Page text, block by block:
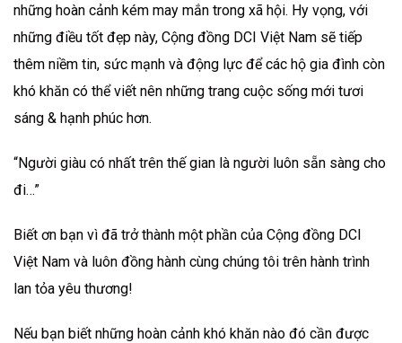
những hoàn cảnh kém may mắn trong xã hội. Hy vọng, với
những điều tốt đẹp này, Cộng đồng DCI Việt Nam sẽ tiếp
thêm niềm tin, sức mạnh và động lực để các hộ gia đình còn
khó khăn có thể viết nên những trang cuộc sống mới tươi
sáng & hạnh phúc hơn.
“Người giàu có nhất trên thế gian là người luôn sẵn sàng cho
đi…”
Biết ơn bạn vì đã trở thành một phần của Cộng đồng DCI
Việt Nam và luôn đồng hành cùng chúng tôi trên hành trình
lan tỏa yêu thương!
Nếu bạn biết những hoàn cảnh khó khăn nào đó cần được